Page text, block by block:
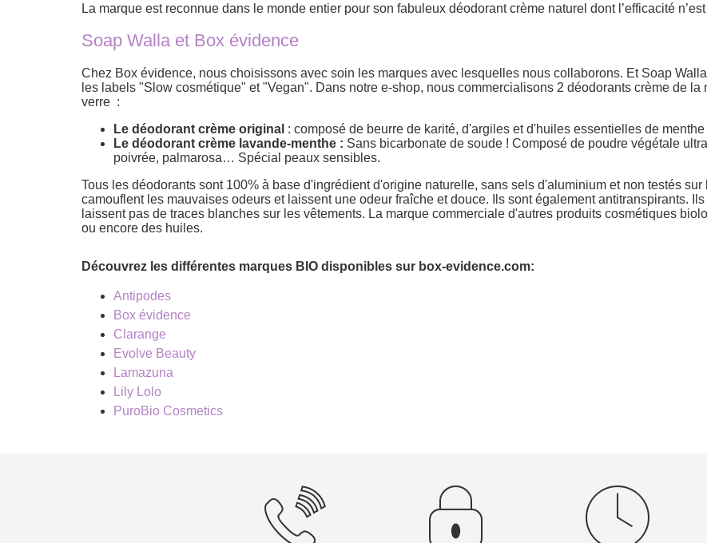
La marque est reconnue dans le monde entier pour son fabuleux déodorant crème naturel dont l’efficacité
Soap Walla et Box évidence
Chez Box évidence, nous choisissons avec soin les marques avec lesquelles nous collaborons. Et Soap
les labels "Slow cosmétique" et "Vegan". Dans notre e-shop, nous commercialisons 2 déodorants crème de
verre :
Le déodorant crème original : composé de beurre de karité, d'argiles et d'huiles essentielles de
Le déodorant crème lavande-menthe : Sans bicarbonate de soude ! Composé de poudre végétale
poivrée, palmarosa… Spécial peaux sensibles.
Tous les déodorants sont 100% à base d'ingrédient d'origine naturelle, sans sels d'aluminium et non testés
camouflent les mauvaises odeurs et laissent une odeur fraîche et douce. Ils sont également antitranspirants.
laissent pas de traces blanches sur les vêtements. La marque commerciale d'autres produits cosmétiques
ou encore des huiles.
Découvrez les différentes marques BIO disponibles sur box-evidence.com:
Antipodes
Box évidence
Clarange
Evolve Beauty
Lamazuna
Lily Lolo
PuroBio Cosmetics